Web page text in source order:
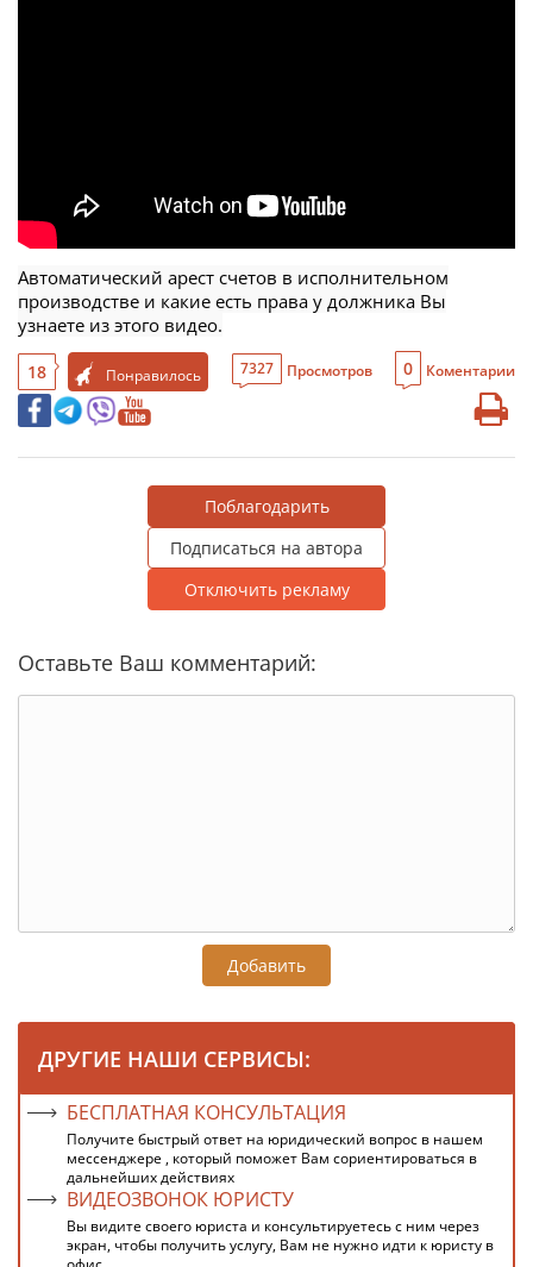
Автоматический арест счетов в исполнительном
производстве и какие есть права у должника Вы
узнаете из этого видео.
18 Понравилось 7327 Просмотров 0 Коментарии
Поблагодарить
Подписаться на автора
Отключить рекламу
Оставьте Ваш комментарий:
Добавить
ДРУГИЕ НАШИ СЕРВИСЫ:
БЕСПЛАТНАЯ КОНСУЛЬТАЦИЯ
Получите быстрый ответ на юридический вопрос в нашем
мессенджере , который поможет Вам сориентироваться в
дальнейших действиях
ВИДЕОЗВОНОК ЮРИСТУ
Вы видите своего юриста и консультируетесь с ним через
экран, чтобы получить услугу, Вам не нужно идти к юристу в